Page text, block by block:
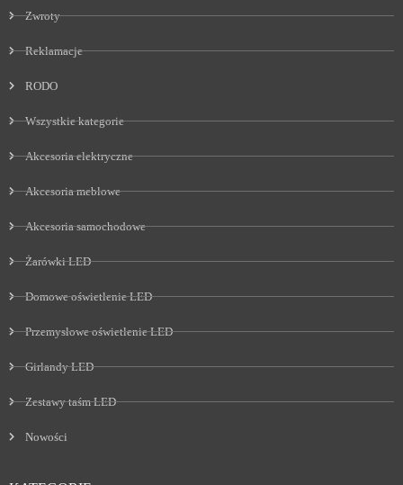
Zwroty
Reklamacje
RODO
Wszystkie kategorie
Akcesoria elektryczne
Akcesoria meblowe
Akcesoria samochodowe
Żarówki LED
Domowe oświetlenie LED
Przemysłowe oświetlenie LED
Girlandy LED
Zestawy taśm LED
Nowości